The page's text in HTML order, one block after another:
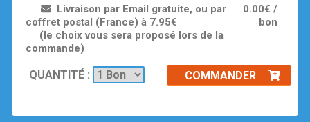
Livraison par Email gratuite, ou par
coffret postal (France) à 7.95€
(le choix vous sera proposé lors de la
commande)
0.00€ /
bon
QUANTITÉ : COMMANDER